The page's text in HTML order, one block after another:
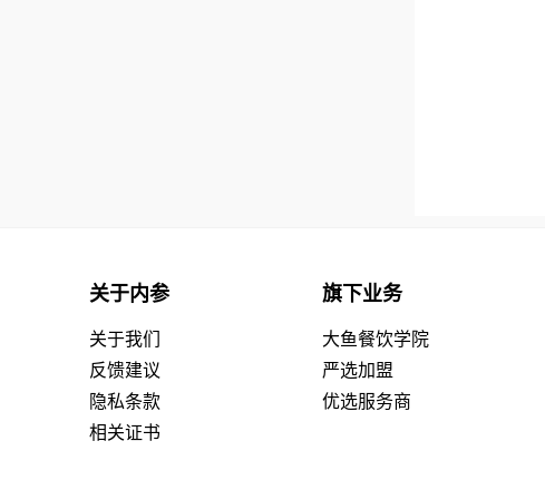
关于内参
关于我们
反馈建议
隐私条款
相关证书
旗下业务
大鱼餐饮学院
严选加盟
优选服务商